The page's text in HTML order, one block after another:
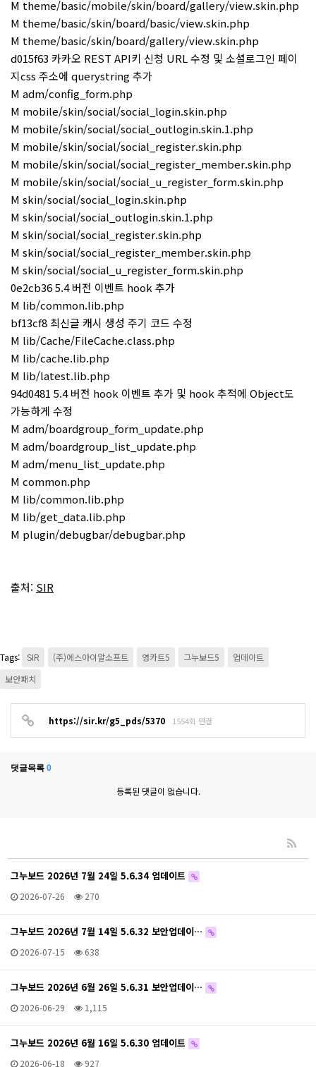
M theme/basic/mobile/skin/board/gallery/view.skin.php
M theme/basic/skin/board/basic/view.skin.php
M theme/basic/skin/board/gallery/view.skin.php
d015f63 카카오 REST API키 신청 URL 수정 및 소셜로그인 페이
지css 주소에 querystring 추가
M adm/config_form.php
M mobile/skin/social/social_login.skin.php
M mobile/skin/social/social_outlogin.skin.1.php
M mobile/skin/social/social_register.skin.php
M mobile/skin/social/social_register_member.skin.php
M mobile/skin/social/social_u_register_form.skin.php
M skin/social/social_login.skin.php
M skin/social/social_outlogin.skin.1.php
M skin/social/social_register.skin.php
M skin/social/social_register_member.skin.php
M skin/social/social_u_register_form.skin.php
0e2cb36 5.4 버전 이벤트 hook 추가
M lib/common.lib.php
bf13cf8 최신글 캐시 생성 주기 코드 수정
M lib/Cache/FileCache.class.php
M lib/cache.lib.php
M lib/latest.lib.php
94d0481 5.4 버전 hook 이벤트 추가 및 hook 추적에 Object도
가능하게 수정
M adm/boardgroup_form_update.php
M adm/boardgroup_list_update.php
M adm/menu_list_update.php
M common.php
M lib/common.lib.php
M lib/get_data.lib.php
M plugin/debugbar/debugbar.php
출처: SIR
Tags: SIR (주)에스아이알소프트 영카트5 그누보드5
업데이트
보안패치
https://sir.kr/g5_pds/5370 1554회 연결
댓글목록 0
등록된 댓글이 없습니다.
그누보드 2026년 7월 24일 5.6.34 업데이트
2026-07-26 270
그누보드 2026년 7월 14일 5.6.32 보안업데이…
2026-07-15 638
그누보드 2026년 6월 26일 5.6.31 보안업데이…
2026-06-29 1,115
그누보드 2026년 6월 16일 5.6.30 업데이트
2026-06-18 927